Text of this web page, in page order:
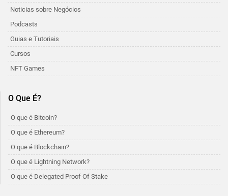
Noticias sobre Negócios
Podcasts
Guias e Tutoriais
Cursos
NFT Games
O Que É?
O que é Bitcoin?
O que é Ethereum?
O que é Blockchain?
O que é Lightning Network?
O que é Delegated Proof Of Stake